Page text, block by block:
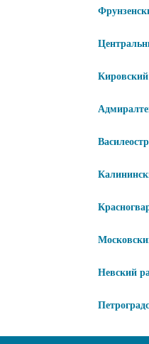
Невский